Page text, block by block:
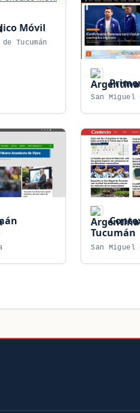
Móvil
Tucumán
San Miguel
Tucumán
San Miguel